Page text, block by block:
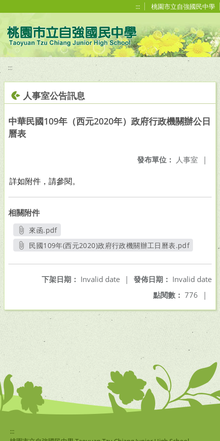
::: 桃園市立自強國民中學
:::
人事室公告訊息
中華民國109年（西元2020年）政府行政機關辦公日
曆表
發布單位： 人事室 |
詳如附件，請參閱。
相關附件
來函.pdf
另開新視窗
民國109年(西元2020)政府行政機關辦工日曆表.pdf
發佈日期： Invalid date
下架日期： Invalid date
|
點閱數： 776 |
:::